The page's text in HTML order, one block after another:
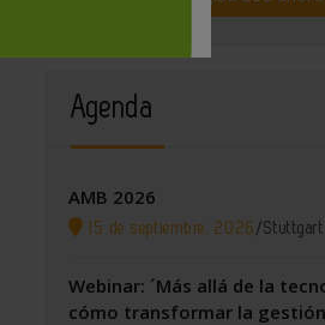
Agenda
AMB 2026
15 de septiembre, 2026 /Stuttgart
Webinar: ´Más allá de la
cómo transformar la